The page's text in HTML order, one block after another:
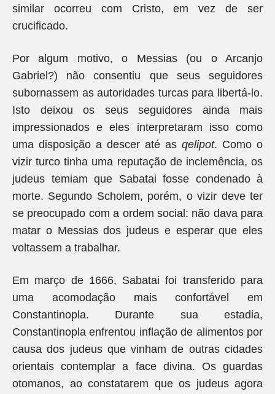
similar ocorreu com Cristo, em vez de ser
crucificado.
Por algum motivo, o Messias (ou o Arcanjo
Gabriel?) não consentiu que seus seguidores
subornassem as autoridades turcas para libertá-lo.
Isto deixou os seus seguidores ainda mais
impressionados e eles interpretaram isso como
uma disposição a descer até as qelipot. Como o
vizir turco tinha uma reputação de inclemência, os
judeus temiam que Sabatai fosse condenado à
morte. Segundo Scholem, porém, o vizir deve ter
se preocupado com a ordem social: não dava para
matar o Messias dos judeus e esperar que eles
voltassem a trabalhar.
Em março de 1666, Sabatai foi transferido para
uma acomodação mais confortável em
Constantinopla. Durante sua estadia,
Constantinopla enfrentou inflação de alimentos por
causa dos judeus que vinham de outras cidades
orientais contemplar a face divina. Os guardas
otomanos, ao constatarem que os judeus agora